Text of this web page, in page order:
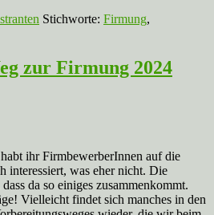
Stichworte: Firmung,
zur Firmung 2024
ihr FirmbewerberInnen auf die
interessiert, was eher nicht. Die
da so einiges zusammenkommt.
Vielleicht findet sich manches in den